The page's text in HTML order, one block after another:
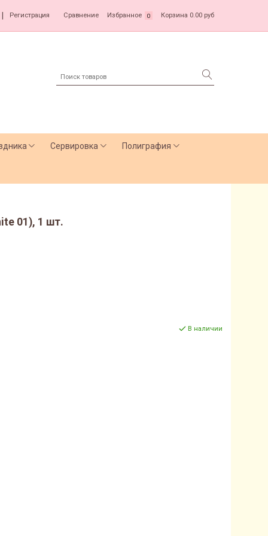
Регистрация Сравнение Избранное 0 Корзина 0.00 руб
Сервировка Полиграфия
01), 1 шт.
В наличии